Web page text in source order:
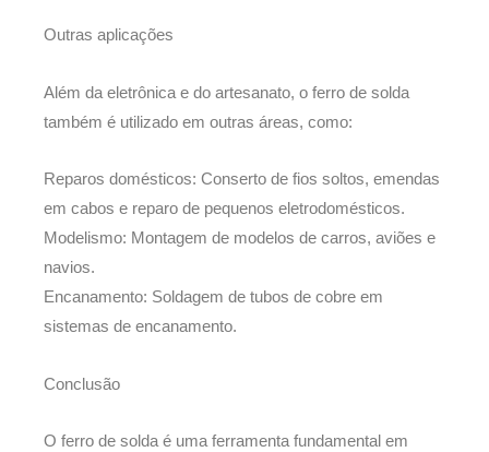
Outras aplicações
Além da eletrônica e do artesanato, o ferro de solda
também é utilizado em outras áreas, como:
Reparos domésticos: Conserto de fios soltos, emendas
em cabos e reparo de pequenos eletrodomésticos.
Modelismo: Montagem de modelos de carros, aviões e
navios.
Encanamento: Soldagem de tubos de cobre em
sistemas de encanamento.
Conclusão
O ferro de solda é uma ferramenta fundamental em